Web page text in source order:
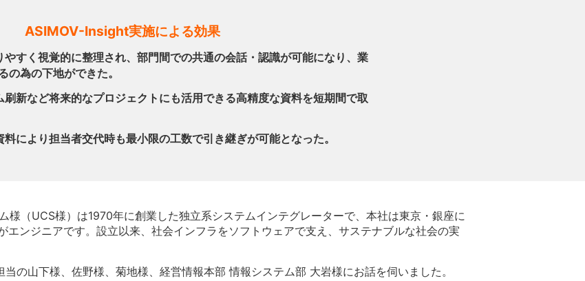
ASIMOV-Insight実施による効果
やすく視覚的に整理され、部門間での共通の会話・認識が可能になり、業
の為の下地ができた。
刷新など将来的なプロジェクトにも活用できる高精度な資料を短期間で取
により担当者交代時も最小限の工数で引き継ぎが可能となった。
様（UCS様）は1970年に創業した独立系システムインテグレーターで、本社は東京・銀座に
ンジニアです。設立以来、社会インフラをソフトウェアで支え、サステナブルな社会の実
の山下様、佐野様、菊地様、経営情報本部 情報システム部 大岩様にお話を伺いました。